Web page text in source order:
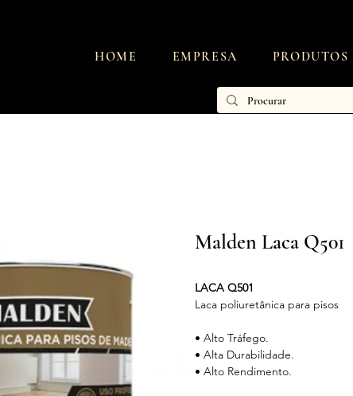
HOME EMPRESA PRODUTOS
Malden Laca Q501
LACA Q501
Laca poliuretânica para pisos
• Alto Tráfego.
• Alta Durabilidade.
• Alto Rendimento.